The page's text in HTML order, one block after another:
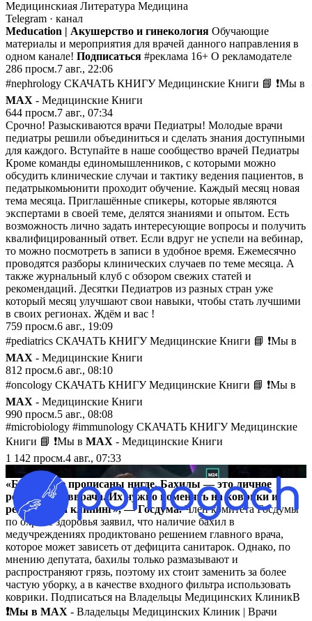
Медицинскиая Литература Медицина
Telegram · канал
Meducation | Акушерство и гинекология Обучающие
материалы и мероприятия для врачей данного направления в
одном канале! Подписаться #реклама 16+ О рекламодателе
286 просм.7 авг., 22:06
#nephrology СКАЧАТЬ КНИГУ Медицинские Книги 📘 ❗️Мы в
MAX - Медицинские Книги
644 просм.7 авг., 07:34
Срочно! Разыскиваются врачи Педиатры! Молодые врачи
педиатры решили объединиться и сделать знания доступными
для каждого. Вступайте в наше сообщество врачей Педиатры
Кроме команды единомышленников, с которыми можно
обсудить клинические случаи и тактику ведения пациентов, в
педатрыкомьюнити проходит обучение. Каждый месяц новая
тема месяца. Приглашённые спикеры, которые являются
экспертами в своей теме, делятся знаниями и опытом. Есть
возможность лично задать интересующие вопросы и получить
квалифицированный ответ. Если вдруг не успели на вебинар,
то можно посмотреть в записи в удобное время. Ежемесячно
проводятся разборы клинических случаев по теме месяца. А
также журнальный клуб с обзором свежих статей и
рекомендаций. Десятки Педиатров из разных стран уже
который месяц улучшают свои навыки, чтобы стать лучшими
в своих регионах. Ждём и вас !
759 просм.6 авг., 19:09
#pediatrics СКАЧАТЬ КНИГУ Медицинские Книги 📘 ❗️Мы в
MAX - Медицинские Книги
812 просм.6 авг., 08:10
#oncology СКАЧАТЬ КНИГУ Медицинские Книги 📘 ❗️Мы в
MAX - Медицинские Книги
990 просм.5 авг., 08:08
#microbiology #immunology СКАЧАТЬ КНИГУ Медицинские
Книги 📘 ❗️Мы в MAX - Медицинские Книги
1 142 просм.4 авг., 07:33
«Бахилы не прописаны нигде. Бахилы — это личное
решение главврача. Их нужно поменять на коврики и
регулярный клининг», — Госдума.Член комитета Госдумы
по охране здоровья заявил, что наличие бахил в
медучреждениях продиктовано решением главного врача,
которое может зависеть от дефицита санитарок. Однако, по
мнению депутата, бахилы только размазывают и
распространяют грязь, поэтому их стоит заменить за более
частую уборку, а в качестве входного фильтра использовать
коврики. Подписаться на Владельцы Медицинских КлиникВ
❗️Мы в MAX - Владельцы Медицинских Клиник | Врачи